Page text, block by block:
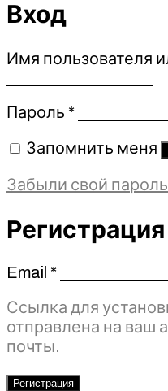
Вход
Имя пользователя
Пароль *Обязательно
Запомнить меня
Забыли свой
Регистрация
Email *Обязательно
Ссылка для
отправлена ​​на ваш
почты.
Регистрация